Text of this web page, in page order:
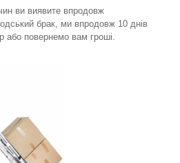
ви виявите впродовж
брак, ми впродовж 10 днів
або повернемо вам гроші.